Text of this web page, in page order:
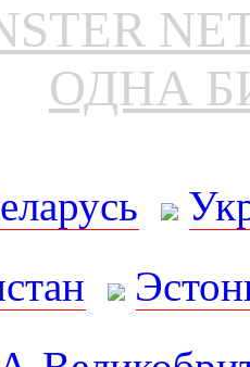
ОДНА